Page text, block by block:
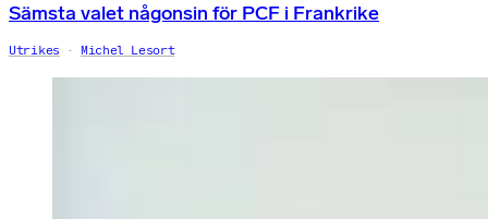
Sämsta valet någonsin för PCF i Frankrike
Utrikes Michel Lesort